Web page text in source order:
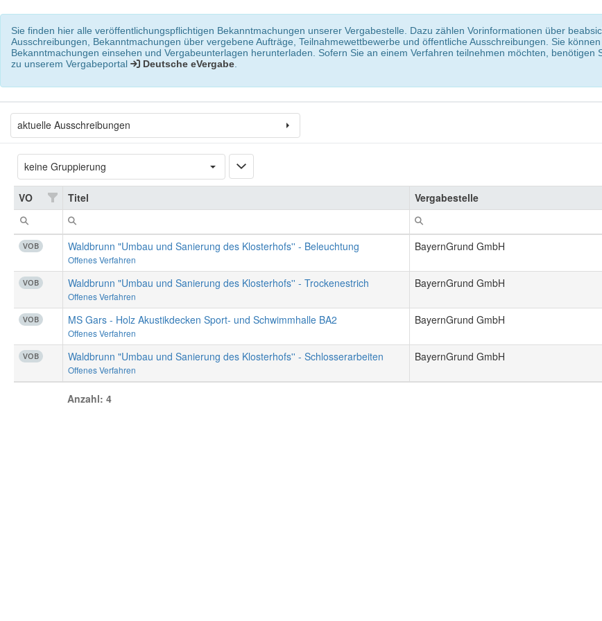
Sie finden hier alle veröffentlichungspflichtigen Bekanntmachungen unserer Vergabestelle. Dazu zählen Vorinformationen über
Ausschreibungen, Bekanntmachungen über vergebene Aufträge, Teilnahmewettbewerbe und öffentliche Ausschreibungen. Sie können
Bekanntmachungen einsehen und Vergabeunterlagen herunterladen. Sofern Sie an einem Verfahren teilnehmen möchten, benötigen
zu unserem Vergabeportal
Deutsche eVergabe
aktuelle Ausschreibungen
VO Titel Vergabestelle
VOB Waldbrunn "Umbau und Sanierung des Klosterhofs'' - Beleuchtung
Offenes Verfahren
BayernGrund GmbH
VOB Waldbrunn "Umbau und Sanierung des Klosterhofs'' - Trockenestrich
Offenes Verfahren
BayernGrund GmbH
VOB MS Gars - Holz Akustikdecken Sport- und Schwimmhalle BA2
Offenes Verfahren
BayernGrund GmbH
VOB Waldbrunn "Umbau und Sanierung des Klosterhofs'' - Schlosserarbeiten
Offenes Verfahren
BayernGrund GmbH
Anzahl: 4